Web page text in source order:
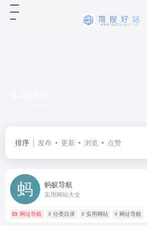
排序 发布 更新 浏览 点赞
蚂蚁导航
实用网站大全
网址导航 # 分类目录 # 实用网站 # 网址导航